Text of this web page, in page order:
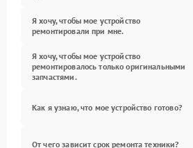
Я хочу, чтобы мое устройство
ремонтировали при мне.
Я хочу, чтобы мое устройство
ремонтировалось только оригинальными
запчастями.
Как я узнаю, что мое устройство готово?
От чего зависит срок ремонта техники?